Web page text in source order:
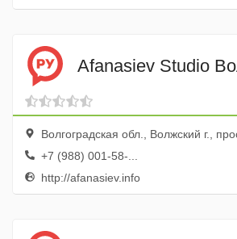
Afanasiev Studio
Волгоградская обл., Волжский г.,
+7 (988) 001-58-...
http://afanasiev.info